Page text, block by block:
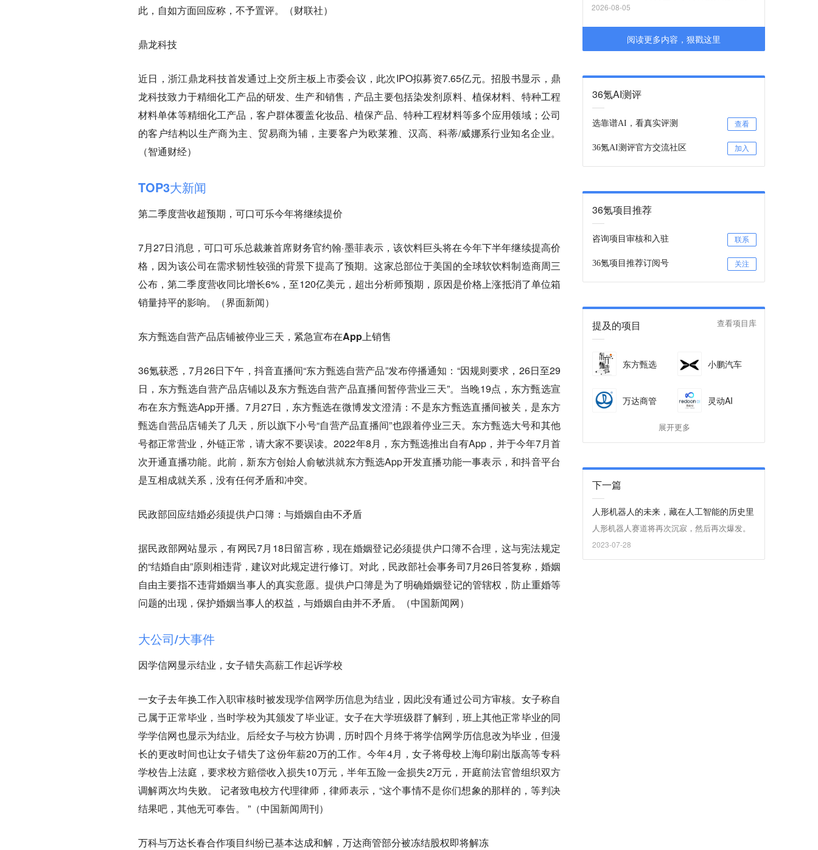
此，自如方面回应称，不予置评。（财联社）
鼎龙科技
近日，浙江鼎龙科技首发通过上交所主板上市委会议，此次IPO拟募资7.65亿元。招股书显示，鼎
龙科技致力于精细化工产品的研发、生产和销售，产品主要包括染发剂原料、植保材料、特种工程
材料单体等精细化工产品，客户群体覆盖化妆品、植保产品、特种工程材料等多个应用领域；公司
的客户结构以生产商为主、贸易商为辅，主要客户为欧莱雅、汉高、科蒂/威娜系行业知名企业。
（智通财经）
TOP3大新闻
第二季度营收超预期，可口可乐今年将继续提价
7月27日消息，可口可乐总裁兼首席财务官约翰·墨菲表示，该饮料巨头将在今年下半年继续提高价
格，因为该公司在需求韧性较强的背景下提高了预期。这家总部位于美国的全球软饮料制造商周三
公布，第二季度营收同比增长6%，至120亿美元，超出分析师预期，原因是价格上涨抵消了单位箱
销量持平的影响。（界面新闻）
东方甄选自营产品店铺被停业三天，紧急宣布在App上销售
36氪获悉，7月26日下午，抖音直播间“东方甄选自营产品”发布停播通知：“因规则要求，26日至29
日，东方甄选自营产品店铺以及东方甄选自营产品直播间暂停营业三天”。当晚19点，东方甄选宣
布在东方甄选App开播。7月27日，东方甄选在微博发文澄清：不是东方甄选直播间被关，是东方
甄选自营品店铺关了几天，所以旗下小号“自营产品直播间”也跟着停业三天。东方甄选大号和其他
号都正常营业，外链正常，请大家不要误读。2022年8月，东方甄选推出自有App，并于今年7月首
次开通直播功能。此前，新东方创始人俞敏洪就东方甄选App开发直播功能一事表示，和抖音平台
是互相成就关系，没有任何矛盾和冲突。
民政部回应结婚必须提供户口簿：与婚姻自由不矛盾
据民政部网站显示，有网民7月18日留言称，现在婚姻登记必须提供户口簿不合理，这与宪法规定
的“结婚自由”原则相违背，建议对此规定进行修订。对此，民政部社会事务司7月26日答复称，婚姻
自由主要指不违背婚姻当事人的真实意愿。提供户口簿是为了明确婚姻登记的管辖权，防止重婚等
问题的出现，保护婚姻当事人的权益，与婚姻自由并不矛盾。（中国新闻网）
大公司/大事件
因学信网显示结业，女子错失高薪工作起诉学校
一女子去年换工作入职审核时被发现学信网学历信息为结业，因此没有通过公司方审核。女子称自
己属于正常毕业，当时学校为其颁发了毕业证。女子在大学班级群了解到，班上其他正常毕业的同
学学信网也显示为结业。后经女子与校方协调，历时四个月终于将学信网学历信息改为毕业，但漫
长的更改时间也让女子错失了这份年薪20万的工作。今年4月，女子将母校上海印刷出版高等专科
学校告上法庭，要求校方赔偿收入损失10万元，半年五险一金损失2万元，开庭前法官曾组织双方
调解两次均失败。 记者致电校方代理律师，律师表示，“这个事情不是你们想象的那样的，等判决
结果吧，其他无可奉告。 ”（中国新闻周刊）
万科与万达长春合作项目纠纷已基本达成和解，万达商管部分被冻结股权即将解冻
IPO初步询价；韩国宣布进入“国家灾难状
2026-08-05
阅读更多内容，狠戳这里
36氪AI测评
选靠谱AI，看真实评测 查看
36氪AI测评官方交流社区 加入
36氪项目推荐
咨询项目审核和入驻 联系
36氪项目推荐订阅号 关注
提及的项目 查看项目库
东方甄选 小鹏汽车
万达商管 灵动AI
展开更多
下一篇
人形机器人的未来，藏在人工智能的历史里
人形机器人赛道将再次沉寂，然后再次爆发。
2023-07-28